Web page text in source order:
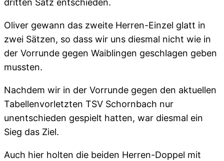
dritten Satz entschieden.
Oliver gewann das zweite Herren-Einzel glatt in
zwei Sätzen, so dass wir uns diesmal nicht wie in
der Vorrunde gegen Waiblingen geschlagen geben
mussten.
Nachdem wir in der Vorrunde gegen den aktuellen
Tabellenvorletzten TSV Schornbach nur
unentschieden gespielt hatten, war diesmal ein
Sieg das Ziel.
Auch hier holten die beiden Herren-Doppel mit